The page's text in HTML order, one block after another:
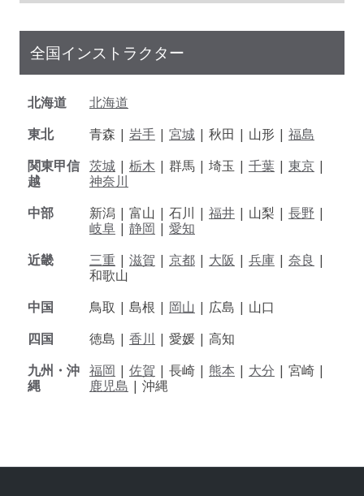
全国インストラクター
北海道
北海道
東北
青森 | 岩手 | 宮城 | 秋田 | 山形 | 福島
関東甲信
越
茨城 | 栃木 | 群馬 | 埼玉 | 千葉 | 東京 |
神奈川
中部
新潟 | 富山 | 石川 | 福井 | 山梨 | 長野 |
岐阜 | 静岡 | 愛知
近畿
三重 | 滋賀 | 京都 | 大阪 | 兵庫 | 奈良 |
和歌山
中国
鳥取 | 島根 | 岡山 | 広島 | 山口
四国
徳島 | 香川 | 愛媛 | 高知
九州・沖
縄
福岡 | 佐賀 | 長崎 | 熊本 | 大分 | 宮崎 |
鹿児島 | 沖縄